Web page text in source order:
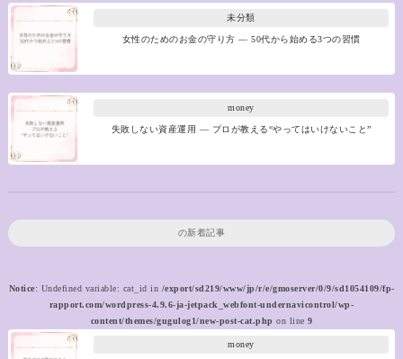
未分類
女性のためのお金の守り方 ― 50代から始める3つの習慣
money
失敗しない資産運用 ― プロが教える“やってはいけないこと”
の新着記事
Notice: Undefined variable: cat_id in /export/sd219/www/jp/r/e/gmoserver/0/9/sd1054109/fp-
rapport.com/wordpress-4.9.6-ja-jetpack_webfont-undernavicontrol/wp-
content/themes/gugulog1/new-post-cat.php on line 9
money